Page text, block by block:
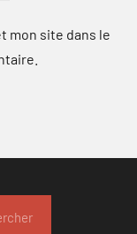
mon site dans le